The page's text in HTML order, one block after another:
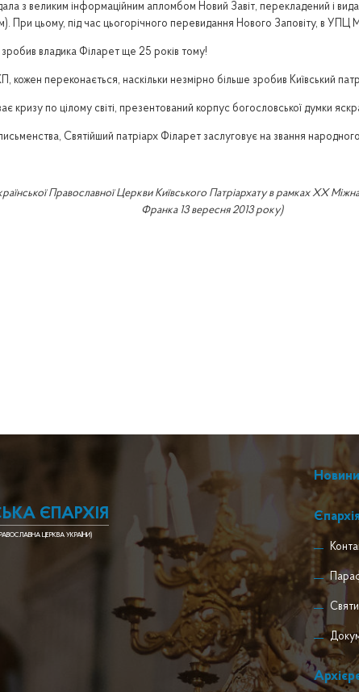
великим інформаційним апломбом Новий Завіт, перекладений і
При цьому, під час цьогорічного перевидання Нового Заповіту, в УПЦ
владика Філарет ще 25 років тому!
кожен переконається, наскільки незмірно більше зробив Київський
кризу по цілому світі, презентований корпус богословської думки
Святійший патріарх Філарет заслуговує на звання
Православної Церкви Київського Патріархату в рамках ХХ
Франка 13 вересня 2013 року)
ЄПАРХІЯ
ЦЕРКВА УКРАЇНИ)
Новини